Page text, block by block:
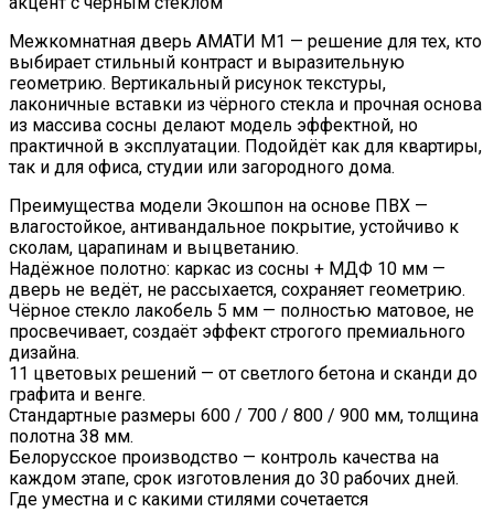
Межкомнатная дверь АМАТИ M1 — решение для тех, кто
выбирает стильный контраст и выразительную
геометрию. Вертикальный рисунок текстуры,
лаконичные вставки из чёрного стекла и прочная основа
из массива сосны делают модель эффектной, но
практичной в эксплуатации. Подойдёт как для квартиры,
так и для офиса, студии или загородного дома.
Преимущества модели Экошпон на основе ПВХ —
влагостойкое, антивандальное покрытие, устойчиво к
сколам, царапинам и выцветанию.
Надёжное полотно: каркас из сосны + МДФ 10 мм —
дверь не ведёт, не рассыхается, сохраняет геометрию.
Чёрное стекло лакобель 5 мм — полностью матовое, не
просвечивает, создаёт эффект строгого премиального
дизайна.
11 цветовых решений — от светлого бетона и сканди до
графита и венге.
Стандартные размеры 600 / 700 / 800 / 900 мм, толщина
полотна 38 мм.
Белорусское производство — контроль качества на
каждом этапе, срок изготовления до 30 рабочих дней.
Где уместна и с какими стилями сочетается